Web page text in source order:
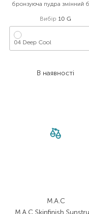
бронзуюча пудра змінний
Вибір 10 G
04 Deep Cool
В наявності
M.A.C
M.A.C Skinfinish